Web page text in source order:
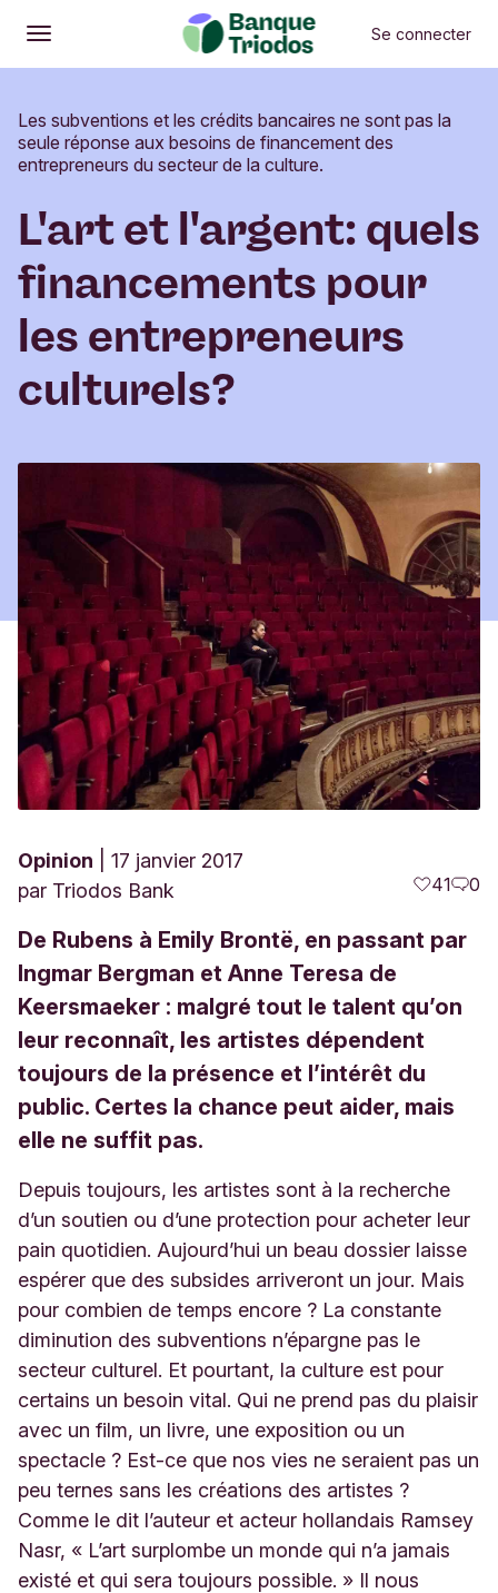
Ouvrir
Menu principal Se connecter
Les subventions et les crédits bancaires ne sont pas la
seule réponse aux besoins de financement des
entrepreneurs du secteur de la culture.
L'art et l'argent: quels
financements pour
les entrepreneurs
culturels?
Opinion
17 janvier 2017
par Triodos Bank 41 0
De Rubens à Emily Brontë, en passant par
Ingmar Bergman et Anne Teresa de
Keersmaeker : malgré tout le talent qu’on
leur reconnaît, les artistes dépendent
toujours de la présence et l’intérêt du
public. Certes la chance peut aider, mais
elle ne suffit pas.
Depuis toujours, les artistes sont à la recherche
d’un soutien ou d’une protection pour acheter leur
pain quotidien. Aujourd’hui un beau dossier laisse
espérer que des subsides arriveront un jour. Mais
pour combien de temps encore ? La constante
diminution des subventions n’épargne pas le
secteur culturel. Et pourtant, la culture est pour
certains un besoin vital. Qui ne prend pas du plaisir
avec un film, un livre, une exposition ou un
spectacle ? Est-ce que nos vies ne seraient pas un
peu ternes sans les créations des artistes ?
Comme le dit l’auteur et acteur hollandais Ramsey
Nasr, « L’art surplombe un monde qui n’a jamais
existé et qui sera toujours possible. » Il nous